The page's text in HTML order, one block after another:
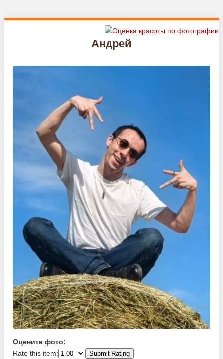
Андрей
Оцените фото:
Rate this item:
Submit Rating